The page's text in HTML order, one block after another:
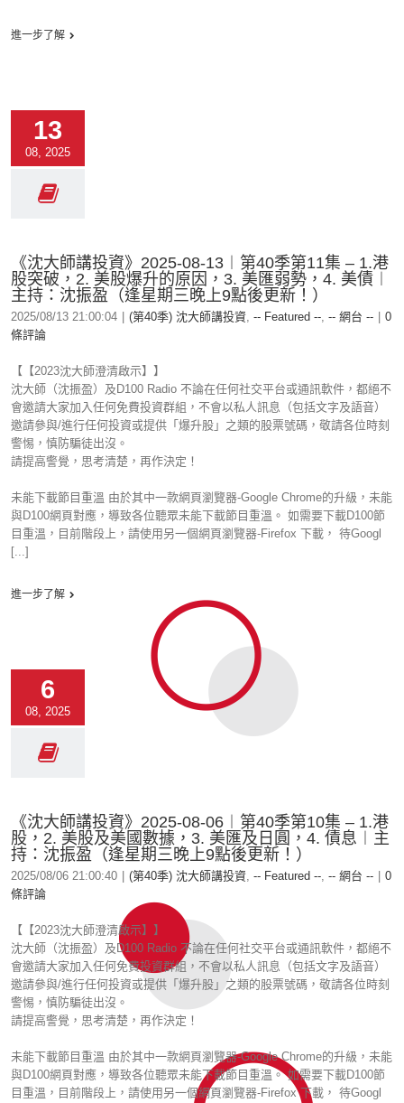
進一步了解
13
08, 2025
《沈大師講投資》2025-08-13︱第40季第11集 – 1.港
股突破，2. 美股爆升的原因，3. 美匯弱勢，4. 美債︱
主持：沈振盈（逢星期三晚上9點後更新！）
2025/08/13 21:00:04 (第40季) 沈大師講投資, -- Featured --, -- 網台 --
0
條評論
【【2023沈大師澄清啟示】】
沈大師（沈振盈）及D100 Radio 不論在任何社交平台或通訊軟件，都絕不
會邀請大家加入任何免費投資群組，不會以私人訊息（包括文字及語音）
邀請參與/進行任何投資或提供「爆升股」之類的股票號碼，敬請各位時刻
警惕，慎防騙徒出沒。
請提高警覺，思考清楚，再作決定！
未能下載節目重溫 由於其中一款網頁瀏覽器-Google Chrome的升級，未能
與D100網頁對應，導致各位聽眾未能下載節目重溫。 如需要下載D100節
目重溫，目前階段上，請使用另一個網頁瀏覽器-Firefox 下載， 待Googl
[...]
進一步了解
6
08, 2025
《沈大師講投資》2025-08-06︱第40季第10集 – 1.港
股，2. 美股及美國數據，3. 美匯及日圓，4. 債息︱主
持：沈振盈（逢星期三晚上9點後更新！）
2025/08/06 21:00:40 (第40季) 沈大師講投資, -- Featured --, -- 網台 --
0
條評論
【【2023沈大師澄清啟示】】
沈大師（沈振盈）及D100 Radio 不論在任何社交平台或通訊軟件，都絕不
會邀請大家加入任何免費投資群組，不會以私人訊息（包括文字及語音）
邀請參與/進行任何投資或提供「爆升股」之類的股票號碼，敬請各位時刻
警惕，慎防騙徒出沒。
請提高警覺，思考清楚，再作決定！
未能下載節目重溫 由於其中一款網頁瀏覽器-Google Chrome的升級，未能
與D100網頁對應，導致各位聽眾未能下載節目重溫。 如需要下載D100節
目重溫，目前階段上，請使用另一個網頁瀏覽器-Firefox 下載， 待Googl